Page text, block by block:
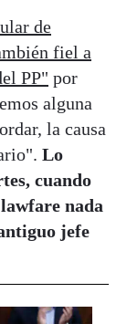
de
fiel a
PP" por
alguna
la causa
Lo
cuando
nada
jefe